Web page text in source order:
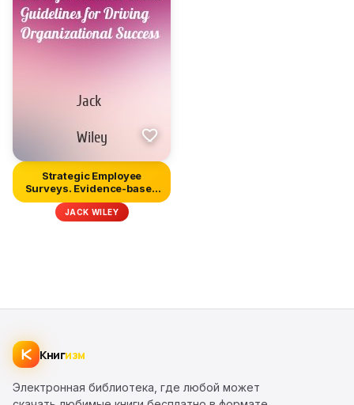
Strategic Employee
Surveys. Evidence-based
Guideli...
JACK WILEY
Книгизм
Электронная библиотека, где любой может